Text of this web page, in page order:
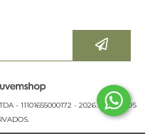
- 11101655000172 - 2026. TODOS OS